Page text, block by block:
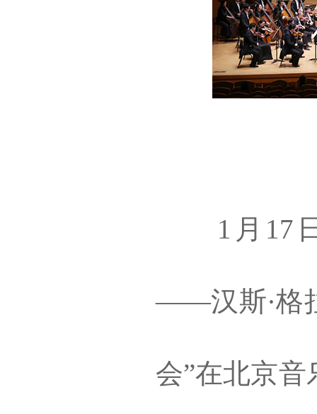
1月17日
——汉斯·格
会”在北京音